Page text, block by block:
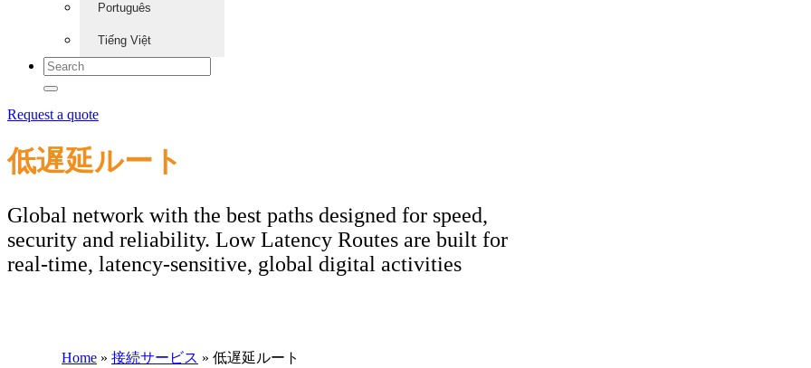
Português
Tiếng Việt
Request a quote
低遅延ルート
Global network with the best paths designed for speed,
security and reliability. Low Latency Routes are built for
real-time, latency-sensitive, global digital activities
Home » 接続サービス » 低遅延ルート